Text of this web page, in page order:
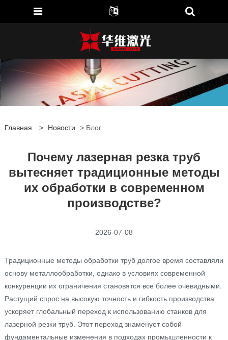
Главная > Новости > Блог
Почему лазерная резка труб
вытесняет традиционные методы
их обработки в современном
производстве?
2026-07-08
Традиционные методы обработки труб долгое время составляли
основу металлообработки, однако в условиях современной
конкуренции их ограничения становятся все более очевидными.
Растущий спрос на высокую точность и гибкость производства
ускоряет глобальный переход к использованию станков для
лазерной резки труб. Этот переход знаменует собой
фундаментальные изменения в подходах промышленности к